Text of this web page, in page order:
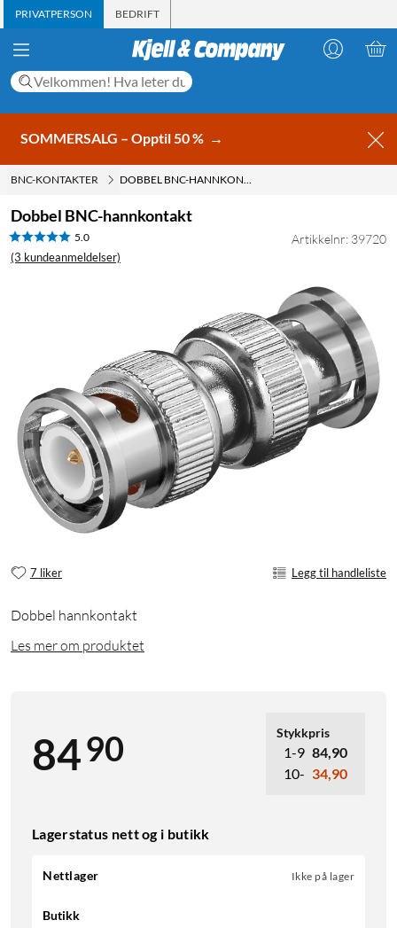
PRIVATPERSON BEDRIFT
SOMMERSALG – Opptil 50 % →
BNC-KONTAKTER DOBBEL BNC-HANNKONTAKT
Dobbel BNC-hannkontakt
5.0
(3 kundeanmeldelser)
Artikkelnr: 39720
7 liker Legg til handleliste
Dobbel hannkontakt
Les mer om produktet
8490 Stykkpris
1-9 84,90
10- 34,90
Lagerstatus nett og i butikk
Nettlager Ikke på lager
Butikk